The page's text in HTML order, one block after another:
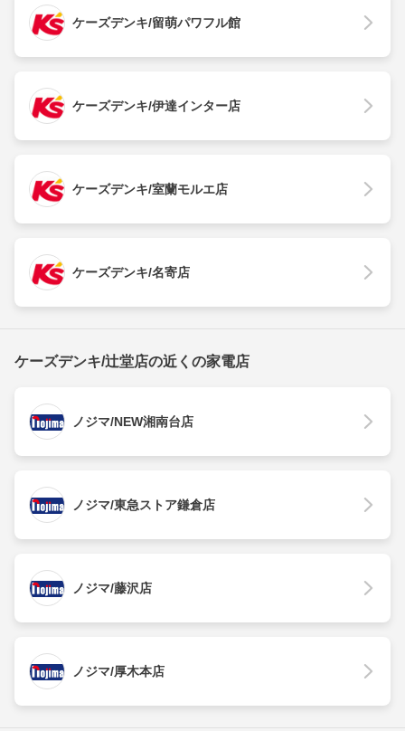
ケーズデンキ/留萌パワフル館
ケーズデンキ/伊達インター店
ケーズデンキ/室蘭モルエ店
ケーズデンキ/名寄店
ケーズデンキ/辻堂店の近くの家電店
ノジマ/NEW湘南台店
ノジマ/東急ストア鎌倉店
ノジマ/藤沢店
ノジマ/厚木本店